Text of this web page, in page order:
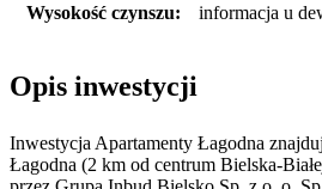
Wysokość czynszu: informacja u
Opis inwestycji
Inwestycja Apartamenty Łagodna
Łagodna (2 km od centrum Bielska-